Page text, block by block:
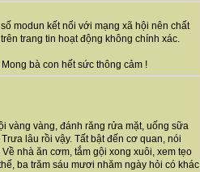
modun kết nối với mạng xã hội nên chất
trang tin hoạt động không chính xác.
bà con hết sức thông cảm !
vàng vàng, đánh răng rửa mặt, uống sữa
lâu rồi vậy. Tất bật đến cơ quan, nói
nhà ăn cơm, tắm gội xong xuôi, xem tẹo
ba trăm sáu mươi nhăm ngày hỏi có khác